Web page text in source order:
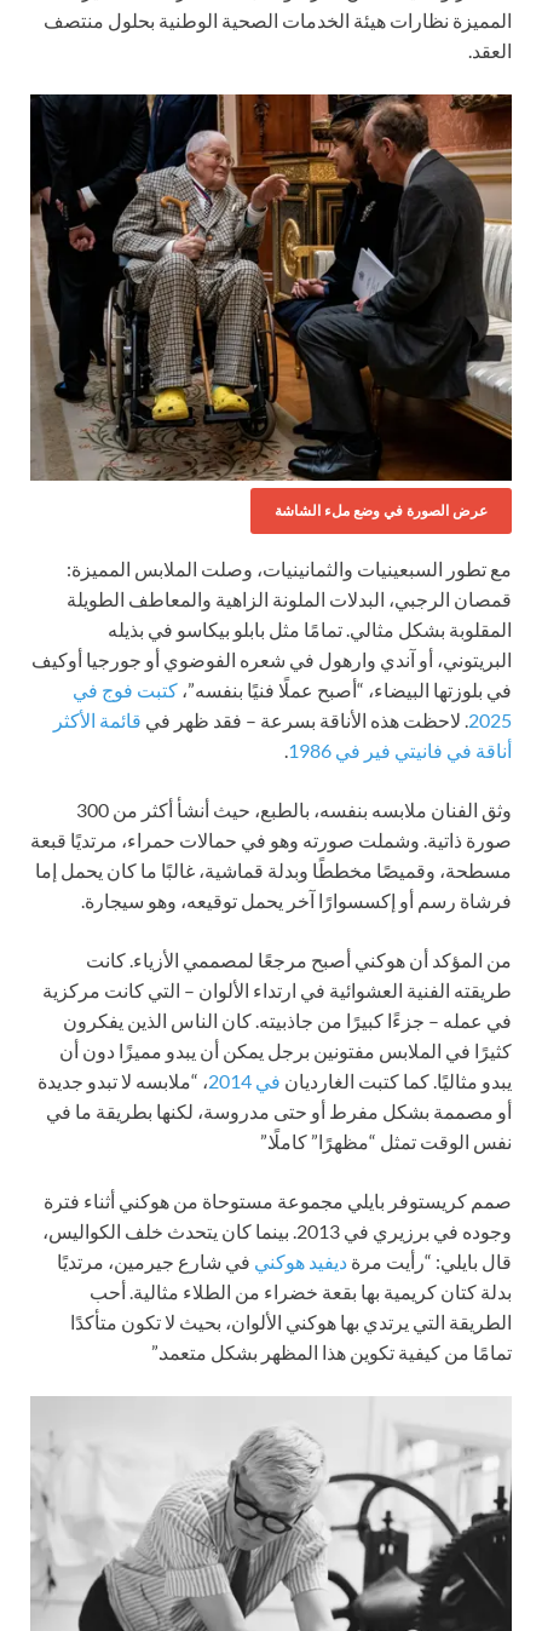
المميزة نظارات هيئة الخدمات الصحية الوطنية بحلول منتصف
العقد.
عرض الصورة في وضع ملء الشاشة
مع تطور السبعينيات والثمانينيات، وصلت الملابس المميزة:
قمصان الرجبي، البدلات الملونة الزاهية والمعاطف الطويلة
المقلوبة بشكل مثالي. تمامًا مثل بابلو بيكاسو في بذيله
البريتوني، أو آندي وارهول في شعره الفوضوي أو جورجيا أوكيف
في بلوزتها البيضاء، “أصبح عملًا فنيًا بنفسه”، كتبت فوج في
2025 . لاحظت هذه الأناقة بسرعة – فقد ظهر في قائمة الأكثر
أناقة في فانيتي فير في 1986
وثق الفنان ملابسه بنفسه، بالطبع، حيث أنشأ أكثر من 300
صورة ذاتية. وشملت صورته وهو في حمالات حمراء، مرتديًا قبعة
مسطحة، وقميصًا مخططًا وبدلة قماشية، غالبًا ما كان يحمل إما
فرشاة رسم أو إكسسوارًا آخر يحمل توقيعه، وهو سيجارة.
من المؤكد أن هوكني أصبح مرجعًا لمصممي الأزياء. كانت
طريقته الفنية العشوائية في ارتداء الألوان – التي كانت مركزية
في عمله – جزءًا كبيرًا من جاذبيته. كان الناس الذين يفكرون
كثيرًا في الملابس مفتونين برجل يمكن أن يبدو مميزًا دون أن
يبدو مثاليًا. كما كتبت الغارديان في 2014
، “ملابسه لا تبدو جديدة
أو مصممة بشكل مفرط أو حتى مدروسة، لكنها بطريقة ما في
نفس الوقت تمثل “مظهرًا” كاملًا.”
صمم كريستوفر بايلي مجموعة مستوحاة من هوكني أثناء فترة
وجوده في برزيري في 2013. بينما كان يتحدث خلف الكواليس،
قال بايلي: “رأيت مرة ديفيد هوكني في شارع جيرمين، مرتديًا
بدلة كتان كريمية بها بقعة خضراء من الطلاء مثالية. أحب
الطريقة التي يرتدي بها هوكني الألوان، بحيث لا تكون متأكدًا
تمامًا من كيفية تكوين هذا المظهر بشكل متعمد.”